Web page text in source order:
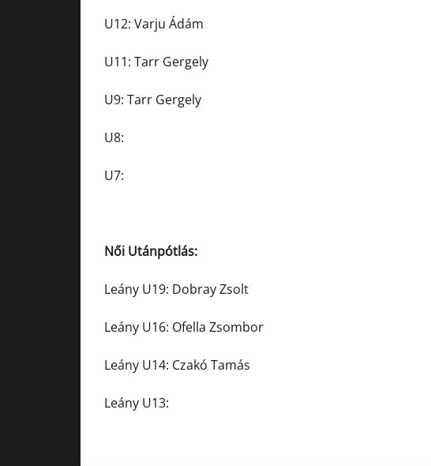
U12: Varju Ádám
U11: Tarr Gergely
U9: Tarr Gergely
U8:
U7:
Női Utánpótlás:
Leány U19: Dobray Zsolt
Leány U16: Ofella Zsombor
Leány U14: Czakó Tamás
Leány U13: